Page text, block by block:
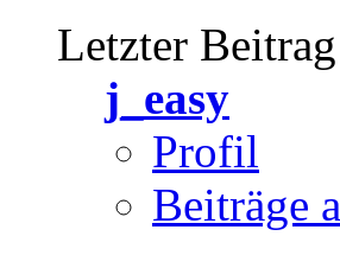
Letzter
j_easy
Profil
Beiträge